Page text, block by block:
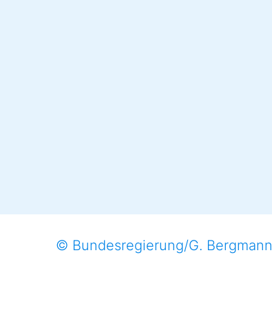
© Bundesregierung/G. Bergmann